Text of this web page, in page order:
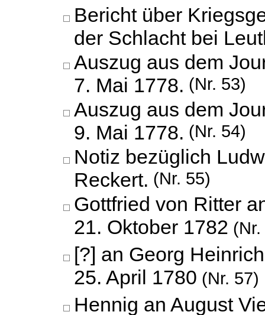
Bericht über
der Schlacht bei
Auszug aus dem
7. Mai 1778. (Nr. 53)
Auszug aus dem
9. Mai 1778. (Nr. 54)
Notiz bezüglich
Reckert. (Nr. 55)
Gottfried von Ritter
21. Oktober 1782
[?] an Georg
25. April 1780 (Nr. 57)
Hennig an August